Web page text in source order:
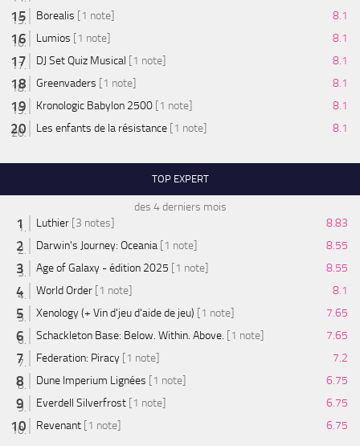
Borealis [1 note]
8.1
Lumios [1 note]
8.1
DJ Set Quiz Musical [1 note]
8.1
Greenvaders [1 note]
8.1
Kronologic Babylon 2500 [1 note]
8.1
Les enfants de la résistance [1 note] 8.1
TOP EXPERT
des 4 derniers mois
Luthier [3 notes]
8.83
Darwin's Journey: Oceania [1 note]
8.55
Age of Galaxy - édition 2025 [1 note]
8.55
World Order [1 note]
8.1
Xenology (+ Vin d'jeu d'aide de jeu) [1 note]
7.65
Schackleton Base: Below. Within. Above. [1 note]
7.65
Federation: Piracy [1 note]
7.2
Dune Imperium Lignées [1 note]
6.75
Everdell Silverfrost [1 note]
6.75
Revenant [1 note] 6.75